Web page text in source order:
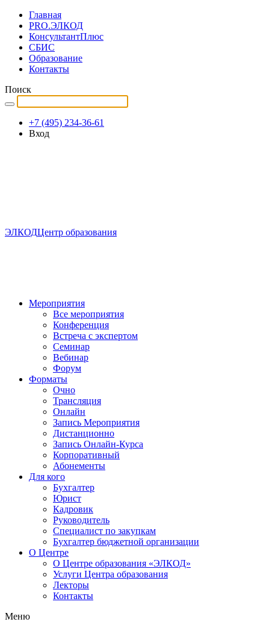
Главная
PRO.ЭЛКОД
КонсультантПлюс
СБИС
Образование
Контакты
Поиск
+7 (495) 234-36-61
Вход
ЭЛКОДЦентр образования
Мероприятия
Все мероприятия
Конференция
Встреча с экспертом
Семинар
Вебинар
Форум
Форматы
Очно
Трансляция
Онлайн
Запись Мероприятия
Дистанционно
Запись Онлайн-Курса
Корпоративный
Абонементы
Для кого
Бухгалтер
Юрист
Кадровик
Руководитель
Специалист по закупкам
Бухгалтер бюджетной организации
О Центре
О Центре образования «ЭЛКОД»
Услуги Центра образования
Лекторы
Контакты
Меню